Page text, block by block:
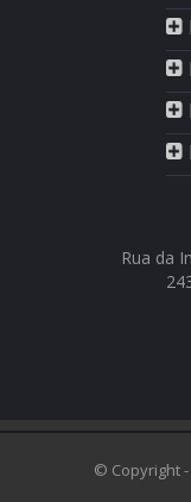
Rua da
© Copyright -